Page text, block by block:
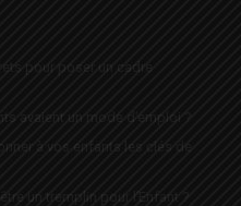
pour poser un cadre
avaient un mode d’emploi ?
à vos enfants les clés de
un tremplin pour l’Enfant ?